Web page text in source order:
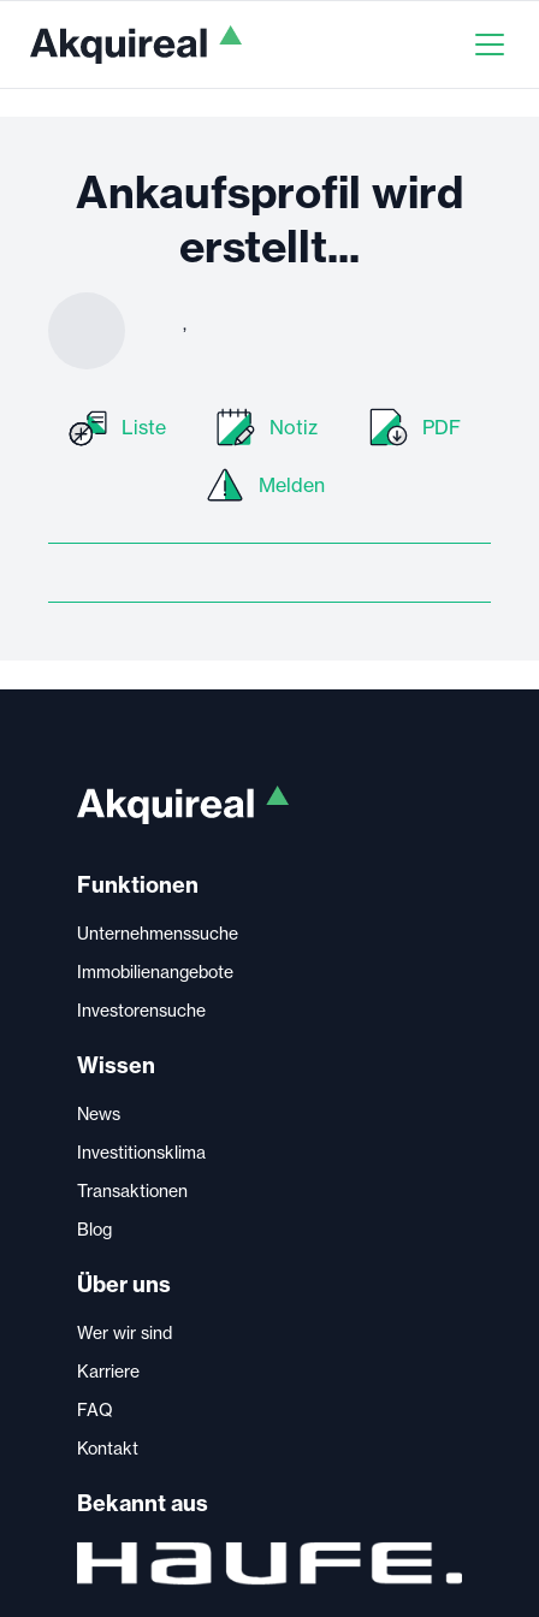
Ankaufsprofil wird
erstellt...
,
Liste Notiz PDF
Melden
Funktionen
Unternehmenssuche
Immobilienangebote
Investorensuche
Wissen
News
Investitionsklima
Transaktionen
Blog
Über uns
Wer wir sind
Karriere
FAQ
Kontakt
Bekannt aus